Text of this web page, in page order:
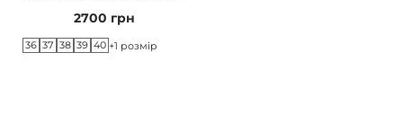
2700 грн
36 37 38 39 40 +1 розмір